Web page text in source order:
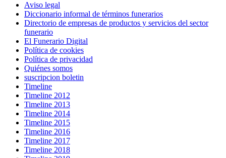
Aviso legal
Diccionario informal de términos funerarios
Directorio de empresas de productos y servicios del sector
funerario
El Funerario Digital
Política de cookies
Política de privacidad
Quiénes somos
suscripcion boletin
Timeline
Timeline 2012
Timeline 2013
Timeline 2014
Timeline 2015
Timeline 2016
Timeline 2017
Timeline 2018